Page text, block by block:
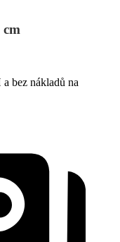
bez nákladů na